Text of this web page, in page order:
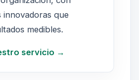
innovadoras que
medibles.
servicio →